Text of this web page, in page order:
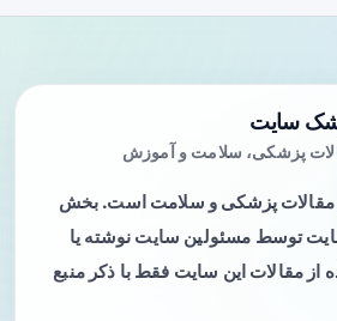
سایت
پزشکی، سلامت و آموزش
مقالات پزشکی و سلامت است. بخش
توسط مسئولین سایت نوشته یا
از مقالات این سایت فقط با ذکر منبع